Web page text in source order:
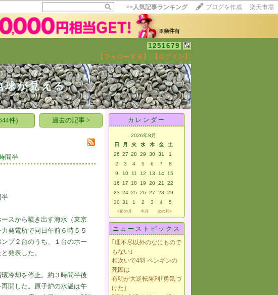
>>人気記事ランキング ブログを作成 楽天市場
1251679
【フォローする】 【ログイン】
が見える
15記事にいいね！で1ポイント
10秒滞在
いいね!
件) 過去の記事 >
間半
半
スから噴き出す海水（東京
発電所で同日午前６時５５
プ２台のうち、１台のホー
発表した。
冷却を停止。約３時間半後
開した。原子炉の水温は午
カレンダー
2026年8月
日
月 火 水 木 金
土
26 27 28 29 30 31
1
2
3 4 5 6 7
8
9
10 11 12 13 14
15
16
17 18 19 20 21
22
23 24 25 26 27 28
29
30 31 1 2 3 4 5
<前の月 今月 次の月>
ニューストピックス
｢理不尽以外のなにもので
もない｣
相次いで4羽 ペンギンの
死因は
有明が大逆転勝利｢勇気づ
けた｣